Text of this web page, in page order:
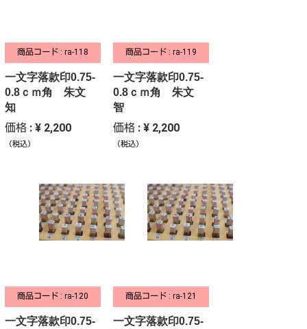
商品コード : ra-118
一文字落款印0.75-
0.8ｃｍ角 朱文
知
価格 : ¥ 2,200
（税込）
商品コード : ra-119
一文字落款印0.75-
0.8ｃｍ角 朱文
智
価格 : ¥ 2,200
（税込）
商品コード : ra-120
一文字落款印0.75-
商品コード : ra-121
一文字落款印0.75-